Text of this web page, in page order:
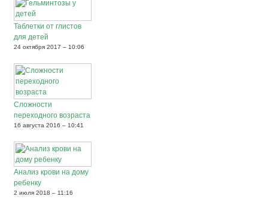
Таблетки от глистов
для детей
24 октября 2017 – 10:06
Сложности
переходного возраста
16 августа 2016 – 10:41
Анализ крови на дому
ребенку
2 июля 2018 – 11:16